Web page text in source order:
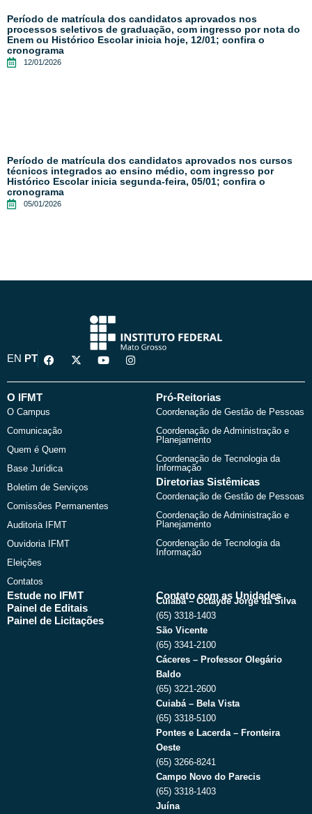
Período de matrícula dos candidatos aprovados nos
processos seletivos de graduação, com ingresso por nota do
Enem ou Histórico Escolar inicia hoje, 12/01; confira o
cronograma
12/01/2026
Período de matrícula dos candidatos aprovados nos cursos
técnicos integrados ao ensino médio, com ingresso por
Histórico Escolar inicia segunda-feira, 05/01; confira o
cronograma
05/01/2026
EN PT
F
a
e
o
k
X
-
w
Y
o
t
I
n
t
O IFMT
O Campus
Comunicação
Quem é Quem
Base Jurídica
Boletim de Serviços
Comissões Permanentes
Auditoria IFMT
Ouvidoria IFMT
Eleições
Contatos
Pró-Reitorias
Coordenação de Gestão de Pessoas
Coordenação de Administração e
Planejamento
Coordenação de Tecnologia da
Informação
Diretorias Sistêmicas
Coordenação de Gestão de Pessoas
Coordenação de Administração e
Planejamento
Coordenação de Tecnologia da
Informação
Estude no IFMT
Painel de Editais
Painel de Licitações
Contato com as Unidades
Cuiabá – Octayde Jorge da Silva
(65) 3318-1403
São Vicente
(65) 3341-2100
Cáceres – Professor Olegário
Baldo
(65) 3221-2600
Cuiabá – Bela Vista
(65) 3318-5100
Pontes e Lacerda – Fronteira
Oeste
(65) 3266-8241
Campo Novo do Parecis
(65) 3318-1403
Juína